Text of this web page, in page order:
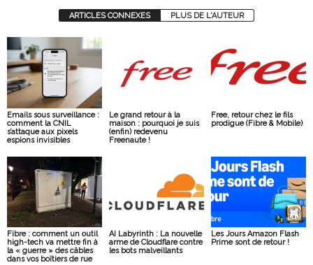
ARTICLES CONNEXES PLUS DE L'AUTEUR
Emails sous surveillance :
comment la CNIL
s’attaque aux pixels
espions invisibles
Le grand retour à la
maison : pourquoi je suis
(enfin) redevenu
Freenaute !
Free, retour chez le fils
prodigue (Fibre & Mobile)
Fibre : comment un outil
high-tech va mettre fin à
la « guerre » des câbles
dans vos boîtiers de rue
AI Labyrinth : La nouvelle
arme de Cloudflare contre
les bots malveillants
Les Jours Amazon Flash
Prime sont de retour !